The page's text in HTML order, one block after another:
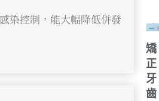
染控制，能大幅降低併發
矯
正
牙
齒